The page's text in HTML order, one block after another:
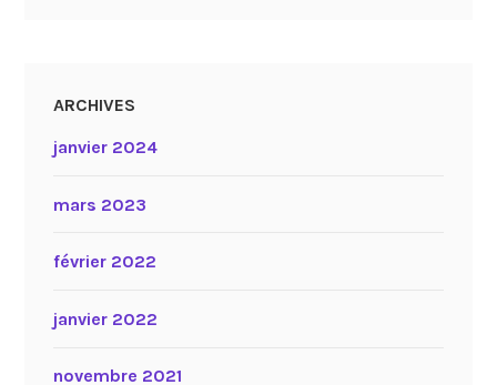
ARCHIVES
janvier 2024
mars 2023
février 2022
janvier 2022
novembre 2021